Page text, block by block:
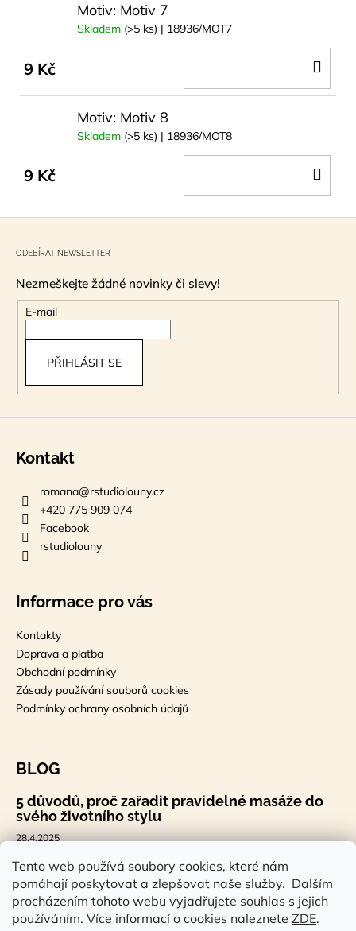
Tento web používá soubory cookies, které nám
pomáhají poskytovat a zlepšovat naše služby. Dalším
procházením tohoto webu vyjadřujete souhlas s jejich
používáním. Více informací o cookies naleznete ZDE.
Motiv: Motiv 7
Skladem (>5 ks) | 18936/MOT7
9 Kč
Motiv: Motiv 8
Skladem (>5 ks) | 18936/MOT8
9 Kč
ODEBÍRAT NEWSLETTER
Nezmeškejte žádné novinky či slevy!
E-mail
PŘIHLÁSIT SE
Kontakt
romana@rstudiolouny.cz
+420 775 909 074
Facebook
rstudiolouny
Informace pro vás
Kontakty
Doprava a platba
Obchodní podmínky
Zásady používání souborů cookies
Podmínky ochrany osobních údajů
BLOG
5 důvodů, proč zařadit pravidelné masáže do
svého životního stylu
28.4.2025
🐣 Velikonoční styl, který tě bude bavit
7.4.2025
Sauna a saunová terapie: Cesta ke zdraví a
pohodě